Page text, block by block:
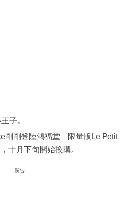
子。
剛剛登陸鴻福堂，限量版Le Petit
十月下旬開始換購。
廣告